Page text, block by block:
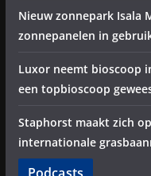
Nieuw zonnepark Isala
zonnepanelen in
Luxor neemt bioscoop
een topbioscoop
Staphorst maakt zich
internationale